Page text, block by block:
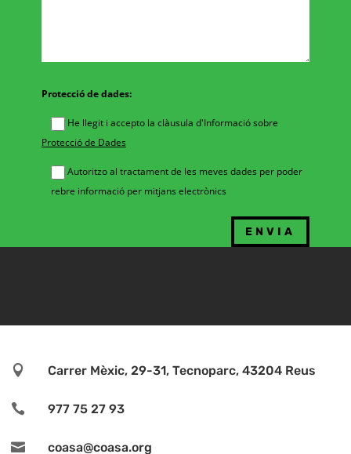
Protecció de dades:
He llegit i accepto la clàusula d'Informació sobre
Protecció de Dades
Autoritzo al tractament de les meves dades per poder
rebre informació per mitjans electrònics
 Carrer Mèxic, 29-31, Tecnoparc, 43204 Reus
 977 75 27 93
 coasa@coasa.org